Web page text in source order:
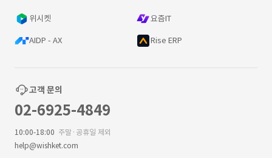
위시켓 요즘IT
AIDP - AX Rise ERP
고객 문의
02-6925-4849
10:00-18:00 주말·공휴일 제외
help@wishket.com